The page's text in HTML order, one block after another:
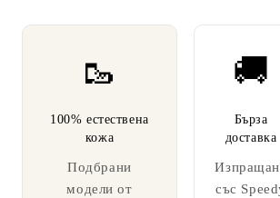
🥾
100% естествена
кожа
Подбрани
модели от
🚚
Бърза
доставка
със